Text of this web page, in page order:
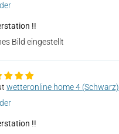
!!
Bild eingestellt
wetteronline home 4 (Schwarz)
!!